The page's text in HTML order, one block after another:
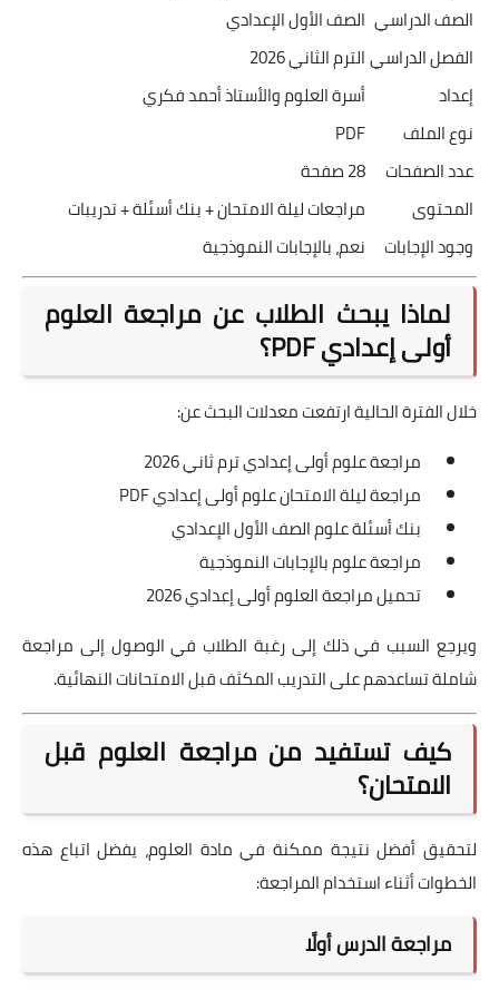
الصف الدراسي الصف الأول الإعدادي
الفصل الدراسيالترم الثاني 2026
إعداد
أسرة العلوم والأستاذ أحمد فكري
نوع الملف
PDF
عدد الصفحات
28 صفحة
المحتوى
مراجعات ليلة الامتحان + بنك أسئلة + تدريبات
وجود الإجابات
نعم، بالإجابات النموذجية
لماذا يبحث الطلاب عن مراجعة العلوم
أولى إعدادي PDF؟
خلال الفترة الحالية ارتفعت معدلات البحث عن:
مراجعة علوم أولى إعدادي ترم ثاني 2026
مراجعة ليلة الامتحان علوم أولى إعدادي PDF
بنك أسئلة علوم الصف الأول الإعدادي
مراجعة علوم بالإجابات النموذجية
تحميل مراجعة العلوم أولى إعدادي 2026
ويرجع السبب في ذلك إلى رغبة الطلاب في الوصول إلى مراجعة
شاملة تساعدهم على التدريب المكثف قبل الامتحانات النهائية.
كيف تستفيد من مراجعة العلوم قبل
الامتحان؟
لتحقيق أفضل نتيجة ممكنة في مادة العلوم، يفضل اتباع هذه
الخطوات أثناء استخدام المراجعة:
مراجعة الدرس أولًا